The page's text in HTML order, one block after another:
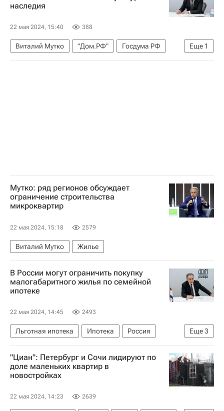
наследия
22 мая 2024, 15:40 388
Еще 1
Виталий Мутко "Дом.РФ"
Госдума РФ
Памятники
Мутко: ряд регионов обсуждает
ограничение строительства
микроквартир
22 мая 2024, 15:18 2579
Виталий Мутко Жилье
В России могут ограничить покупку
малогабаритного жилья по семейной
ипотеке
22 мая 2024, 14:45 2493
Еще3
Льготная ипотека Ипотека
Россия
Жилье
Виталий Мутко "Дом.РФ"
"Циан": Петербург и Сочи лидируют по
доле маленьких квартир в
новостройках
22 мая 2024, 14:23 2639